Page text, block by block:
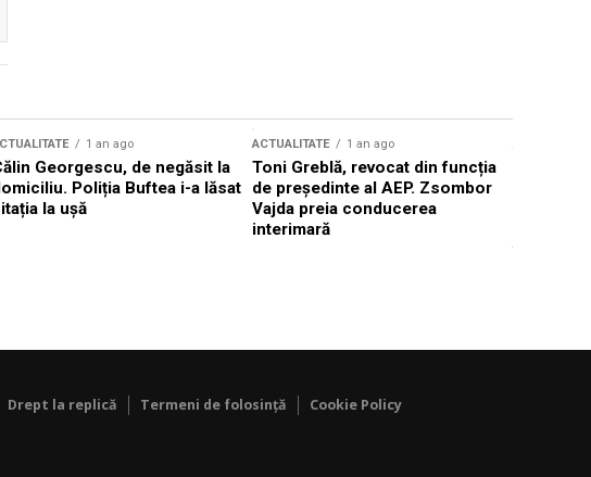
1 an ago
Georgescu, de negăsit la
Poliția Buftea i-a lăsat
la ușă
ACTUALITATE 1 an ago
Toni Greblă, revocat din funcția
de președinte al AEP. Zsombor
Vajda preia conducerea
interimară
Drept la replică Termeni de folosință Cookie Policy